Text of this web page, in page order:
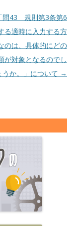
問43 規則第3条第6
る適時に入力する方
のは、具体的にどの
が対象となるのでし
うか。」について →